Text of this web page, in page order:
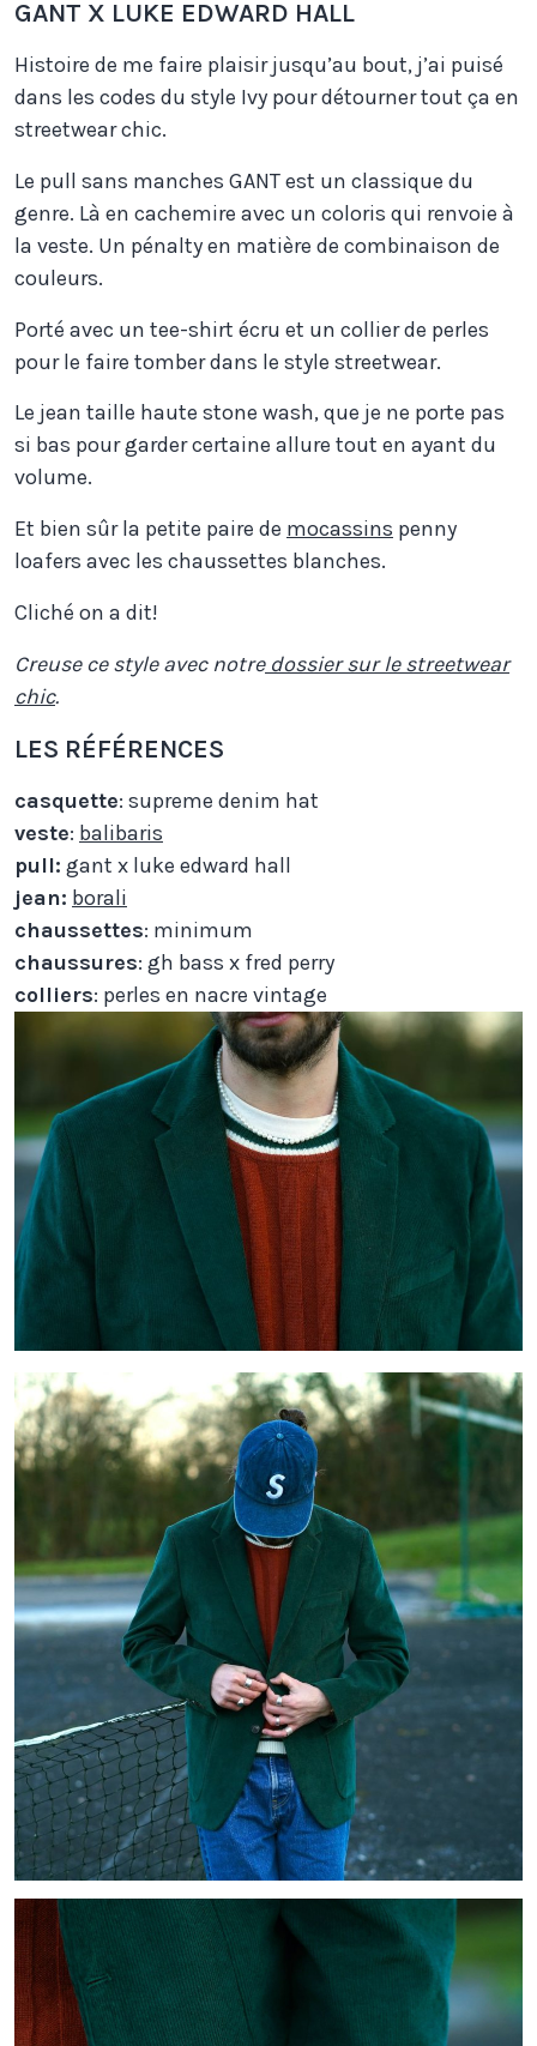
GANT X LUKE EDWARD HALL
Histoire de me faire plaisir jusqu’au bout, j’ai puisé
dans les codes du style Ivy pour détourner tout ça en
streetwear chic.
Le pull sans manches GANT est un classique du
genre. Là en cachemire avec un coloris qui renvoie à
la veste. Un pénalty en matière de combinaison de
couleurs.
Porté avec un tee-shirt écru et un collier de perles
pour le faire tomber dans le style streetwear.
Le jean taille haute stone wash, que je ne porte pas
si bas pour garder certaine allure tout en ayant du
volume.
Et bien sûr la petite paire de mocassins penny
loafers avec les chaussettes blanches.
Cliché on a dit!
Creuse ce style avec notredossier sur le streetwear
chic.
LES RÉFÉRENCES
casquette: supreme denim hat
veste: balibaris
pull: gant x luke edward hall
jean: borali
chaussettes: minimum
chaussures: gh bass x fred perry
colliers: perles en nacre vintage